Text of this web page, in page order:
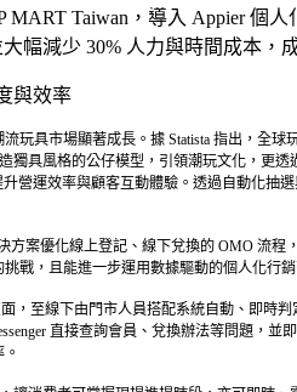
Taiwan，導入 Appier 個
幅減少 30% 人力與時間成本
與效率
具市場顯著成長。據 Statista 指出，全
具風格的公仔模型，引領潮玩文化，更
營運效率與顧客互動體驗。透過自動化
方案優化線上登記、線下兌換的 OMO 流
戰，且能進一步運用數據驅動的個人化行
至線下由門市人員搭配系統自動、即
直接查詢會員、兌換辦法等問題，